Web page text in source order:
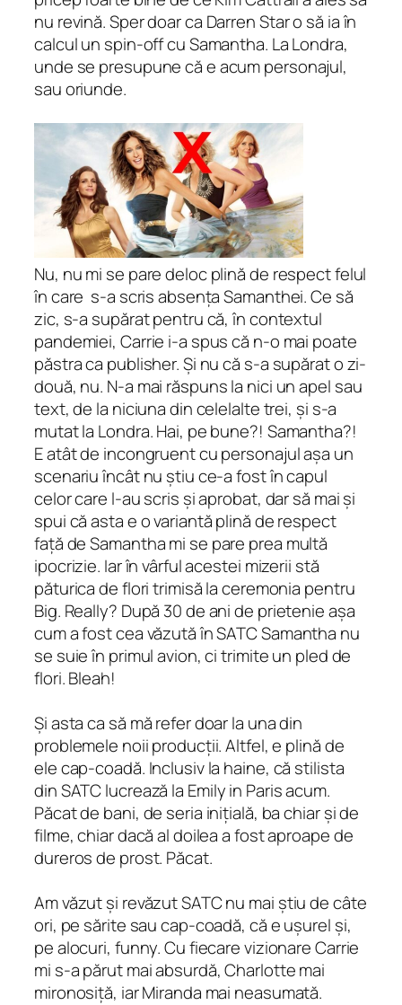
nu revină. Sper doar ca Darren Star o să ia în
calcul un spin-off cu Samantha. La Londra,
unde se presupune că e acum personajul,
sau oriunde.
Nu, nu mi se pare deloc plină de respect felul
în care s-a scris absența Samanthei. Ce să
zic, s-a supărat pentru că, în contextul
pandemiei, Carrie i-a spus că n-o mai poate
păstra ca publisher. Și nu că s-a supărat o zi-
două, nu. N-a mai răspuns la nici un apel sau
text, de la niciuna din celelalte trei, și s-a
mutat la Londra. Hai, pe bune?! Samantha?!
E atât de incongruent cu personajul așa un
scenariu încât nu știu ce-a fost în capul
celor care l-au scris și aprobat, dar să mai și
spui că asta e o variantă plină de respect
față de Samantha mi se pare prea multă
ipocrizie. Iar în vârful acestei mizerii stă
păturica de flori trimisă la ceremonia pentru
Big. Really? După 30 de ani de prietenie așa
cum a fost cea văzută în SATC Samantha nu
se suie în primul avion, ci trimite un pled de
flori. Bleah!
Și asta ca să mă refer doar la una din
problemele noii producții. Altfel, e plină de
ele cap-coadă. Inclusiv la haine, că stilista
din SATC lucrează la Emily in Parisacum.
Păcat de bani, de seria inițială, ba chiar și de
filme, chiar dacă al doilea a fost aproape de
dureros de prost. Păcat.
Am văzut și revăzut SATC nu mai știu de câte
ori, pe sărite sau cap-coadă, că e ușurel și,
pe alocuri, funny. Cu fiecare vizionare Carrie
mi s-a părut mai absurdă, Charlotte mai
mironosiță, iar Miranda mai neasumată.